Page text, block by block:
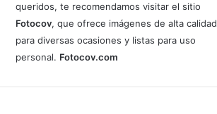
queridos, te recomendamos visitar el sitio
Fotocov, que ofrece imágenes de alta calidad
para diversas ocasiones y listas para uso
personal. Fotocov.com